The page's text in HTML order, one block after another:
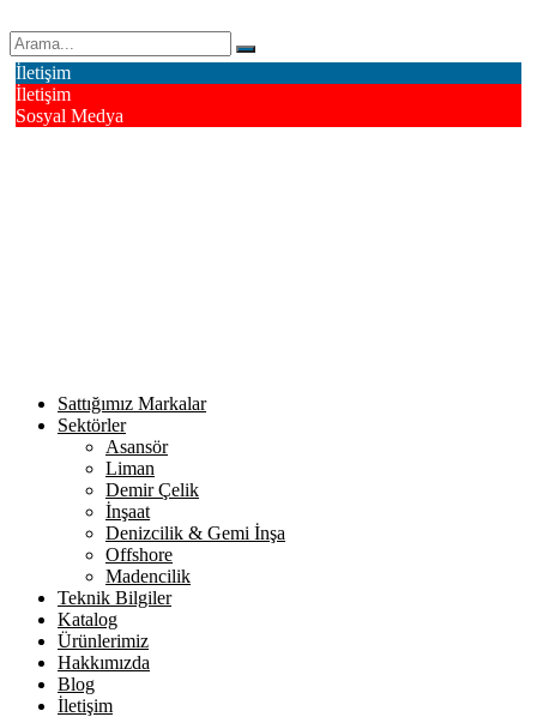
İletişim
İletişim
Sosyal Medya
Sattığımız Markalar
Sektörler
Asansör
Liman
Demir Çelik
İnşaat
Denizcilik & Gemi İnşa
Offshore
Madencilik
Teknik Bilgiler
Katalog
Ürünlerimiz
Hakkımızda
Blog
İletişim